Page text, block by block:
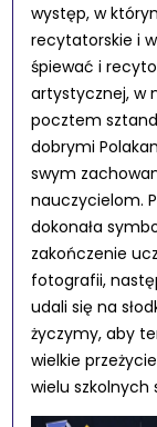
występ, w
recytatorskie i
śpiewać i
artystycznej, w
pocztem
dobrymi
swym
nauczycielom.
dokonała
zakończenie
fotografii,
udali się na
życzymy, aby
wielkie
wielu szkolnych